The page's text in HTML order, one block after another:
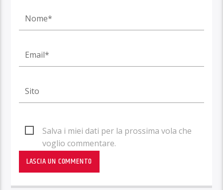
Salva i miei dati per la prossima vola che
voglio commentare.